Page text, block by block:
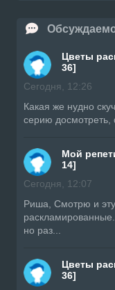
Цветы
36]
Сегодня, 12:26
Какая же нудно
серию досмотреть,
Мой
14]
Сегодня, 12:07
Риша, Смотрю и
но раз...
Цветы
36]